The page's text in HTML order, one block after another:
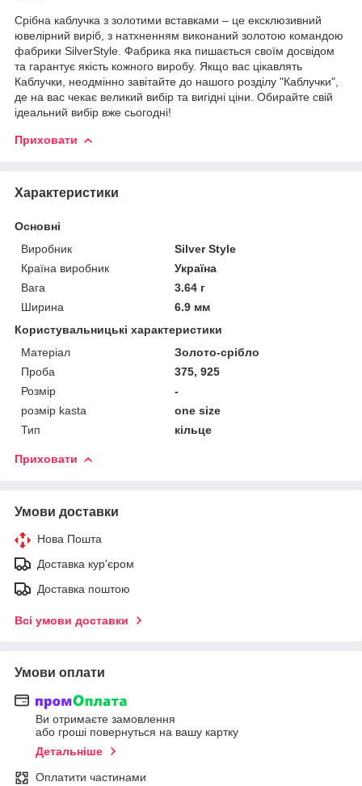
Срібна каблучка з золотими вставками – це ексклюзивний
ювелірний виріб, з натхненням виконаний золотою командою
фабрики SilverStyle. Фабрика яка пишається своїм досвідом
та гарантує якість кожного виробу. Якщо вас цікавлять
Каблучки, неодмінно завітайте до нашого розділу "Каблучки",
де на вас чекає великий вибір та вигідні ціни. Обирайте свій
ідеальний вибір вже сьогодні!
Приховати
Характеристики
Основні
Виробник
Silver Style
Країна виробник
Україна
Вага
3.64 г
Ширина
6.9 мм
Користувальницькі характеристики
Матеріал
Золото-срібло
Проба
375, 925
Розмір
-
розмір kasta
one size
Тип
кільце
Приховати
Умови доставки
Нова Пошта
Доставка кур'єром
Доставка поштою
Всі умови доставки
Умови оплати
Ви отримаєте замовлення
або гроші повернуться на вашу картку
Детальніше
Оплатити частинами